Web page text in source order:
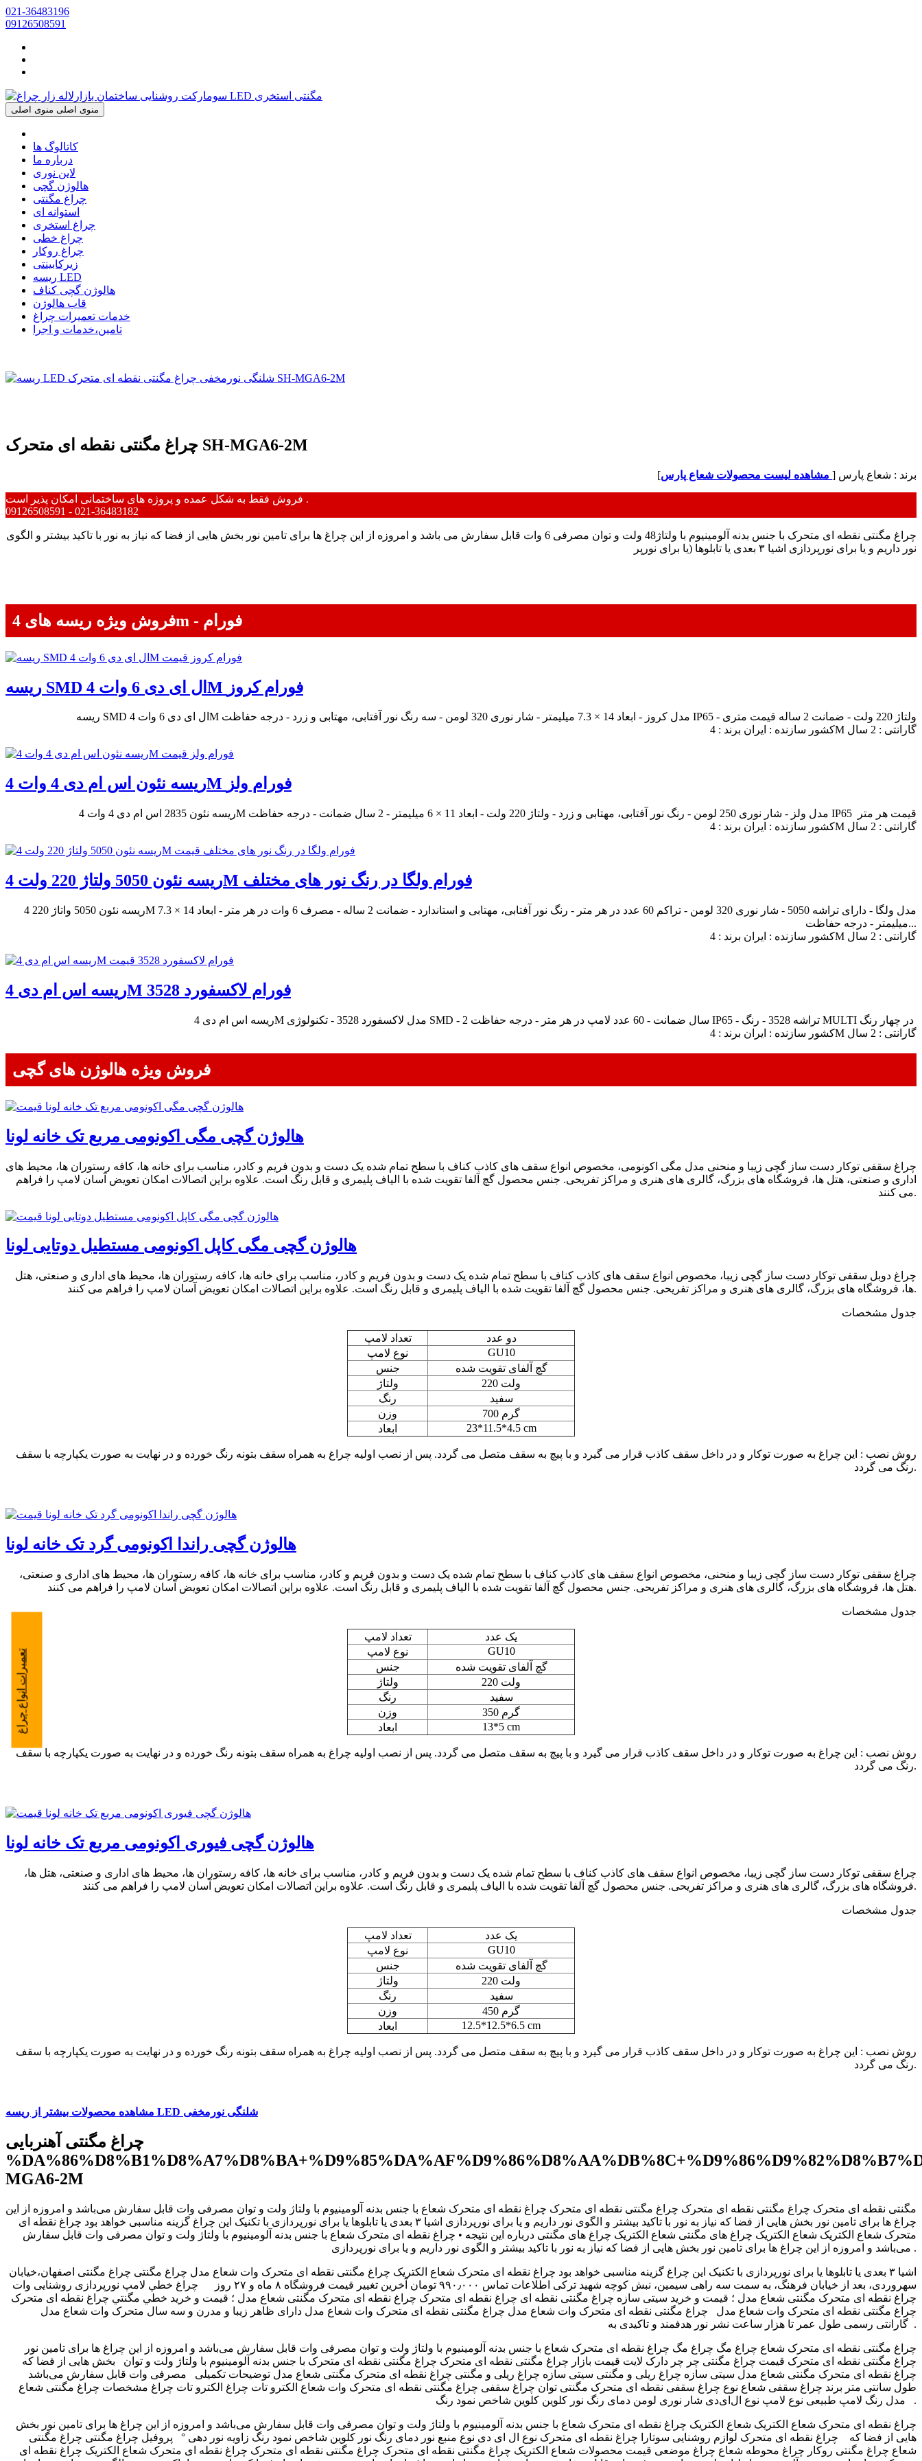
021-36483196
09126508591
منوی اصلی منوی اصلی
کاتالوگ ها
درباره ما
لاین نوری
هالوژن گچی
چراغ مگنتی
استوانه ای
چراغ استخری
چراغ خطی
چراغ روکار
زیرکابینتی
ریسه LED
هالوژن گچی کناف
قاب هالوژن
خدمات تعمیرات چراغ
تامین،خدمات و اجرا
چراغ مگنتی نقطه ای متحرک SH-MGA6-2M
برند : شعاع پارس [ مشاهده لیست محصولات شعاع پارس]
فروش فقط به شکل عمده و پروژه های ساختمانی امکان پذیر است .
09126508591 - 021-36483182
چراغ مگنتی نقطه ای متحرک با جنس بدنه آلومینیوم با ولتاژ48 ولت و توان مصرفی 6 وات قابل سفارش می باشد و امروزه از این چراغ ها برای تامین نور بخش هایی از فضا که نیاز به نور با تاکید بیشتر و الگوی
نور داریم و یا برای نورپردازی اشیا ۳ بعدی یا تابلوها (یا برای نورپر
فروش ویژه ریسه های 4m - فورام
ریسه SMD ال ای دی 6 وات 4M فورام کروز
ریسه SMD ال ای دی 6 وات 4M مدل کروز - ابعاد 14 × 7.3 میلیمتر - شار نوری 320 لومن - سه رنگ نور آفتابی، مهتابی و زرد - درجه حفاظت IP65 - ولتاژ 220 ولت - ضمانت 2 ساله قیمت متری
کشور سازنده : ایران برند : 4M گارانتی : 2 سال
ریسه نئون اس ام دی 4 وات 4M فورام ولز
ریسه نئون 2835 اس ام دی 4 وات 4M مدل ولز - شار نوری 250 لومن - رنگ نور آفتابی، مهتابی و زرد - ولتاژ 220 ولت - ابعاد 11 × 6 میلیمتر - 2 سال ضمانت - درجه حفاظت IP65 قیمت هر متر
کشور سازنده : ایران برند : 4M گارانتی : 2 سال
ریسه نئون 5050 ولتاژ 220 ولت 4M فورام ولگا در رنگ نور های مختلف
ریسه نئون 5050 واتاژ 220 4M مدل ولگا - دارای تراشه 5050 - شار نوری 320 لومن - تراکم 60 عدد در هر متر - رنگ نور آفتابی، مهتابی و استاندارد - ضمانت 2 ساله - مصرف 6 وات در هر متر - ابعاد 14 × 7.3
میلیمتر - درجه حفاظت...
کشور سازنده : ایران برند : 4M گارانتی : 2 سال
ریسه اس ام دی 4M فورام لاکسفورد 3528
کشور سازنده : ایران برند : 4M گارانتی : 2 سال
فروش ویژه هالوژن های گچی
هالوژن گچی مگی اکونومی مربع تک خانه لونا
چراغ سقفی توکار دست ساز گچی زیبا و منحنی مدل مگی اکونومی، مخصوص انواع سقف های کاذب کناف با سطح تمام شده یک دست و بدون فریم و کادر، مناسب برای خانه ها، کافه رستوران ها، محیط های
اداری و صنعتی، هتل ها، فروشگاه های بزرگ، گالری های هنری و مراکز تفریحی. جنس محصول گچ آلفا تقویت شده با الیاف پلیمری و قابل رنگ است. علاوه براین اتصالات امکان تعویض آسان لامپ را فراهم
می کنند.
هالوژن گچی مگی کاپل اکونومی مستطیل دوتایی لونا
چراغ دوبل سقفی توکار دست ساز گچی زیبا، مخصوص انواع سقف های کاذب کناف با سطح تمام شده یک دست و بدون فریم و کادر، مناسب برای خانه ها، کافه رستوران ها، محیط های اداری و صنعتی، هتل
ها، فروشگاه های بزرگ، گالری های هنری و مراکز تفریحی. جنس محصول گچ آلفا تقویت شده با الیاف پلیمری و قابل رنگ است. علاوه براین اتصالات امکان تعویض آسان لامپ را فراهم می کنند.
جدول مشخصات
تعداد لامپ
دو عدد
نوع لامپ
GU10
جنس
گچ آلفای تقویت شده
ولتاژ
220 ولت
رنگ
سفید
وزن
700 گرم
ابعاد
23*11.5*4.5 cm
روش نصب : این چراغ به صورت توکار و در داخل سقف کاذب قرار می گیرد و با پیچ به سقف متصل می گردد. پس از نصب اولیه چراغ به همراه سقف بتونه رنگ خورده و در نهایت به صورت یکپارچه با سقف
رنگ می گردد.
هالوژن گچی راندا اکونومی گرد تک خانه لونا
چراغ سقفی توکار دست ساز گچی زیبا و منحنی، مخصوص انواع سقف های کاذب کناف با سطح تمام شده یک دست و بدون فریم و کادر، مناسب برای خانه ها، کافه رستوران ها، محیط های اداری و صنعتی،
هتل ها، فروشگاه های بزرگ، گالری های هنری و مراکز تفریحی. جنس محصول گچ آلفا تقویت شده با الیاف پلیمری و قابل رنگ است. علاوه براین اتصالات امکان تعویض آسان لامپ را فراهم می کنند.
جدول مشخصات
تعداد لامپ
یک عدد
نوع لامپ
GU10
جنس
گچ آلفای تقویت شده
ولتاژ
220 ولت
رنگ
سفید
وزن
350 گرم
ابعاد
13*5 cm
روش نصب : این چراغ به صورت توکار و در داخل سقف کاذب قرار می گیرد و با پیچ به سقف متصل می گردد. پس از نصب اولیه چراغ به همراه سقف بتونه رنگ خورده و در نهایت به صورت یکپارچه با سقف
رنگ می گردد.
هالوژن گچی فیوری اکونومی مربع تک خانه لونا
چراغ سقفی توکار دست ساز گچی زیبا، مخصوص انواع سقف های کاذب کناف با سطح تمام شده یک دست و بدون فریم و کادر، مناسب برای خانه ها، کافه رستوران ها، محیط های اداری و صنعتی، هتل ها،
فروشگاه های بزرگ، گالری های هنری و مراکز تفریحی. جنس محصول گچ آلفا تقویت شده با الیاف پلیمری و قابل رنگ است. علاوه براین اتصالات امکان تعویض آسان لامپ را فراهم می کنند.
جدول مشخصات
تعداد لامپ
یک عدد
نوع لامپ
GU10
جنس
گچ آلفای تقویت شده
ولتاژ
220 ولت
رنگ
سفید
وزن
450 گرم
ابعاد
12.5*12.5*6.5 cm
روش نصب : این چراغ به صورت توکار و در داخل سقف کاذب قرار می گیرد و با پیچ به سقف متصل می گردد. پس از نصب اولیه چراغ به همراه سقف بتونه رنگ خورده و در نهایت به صورت یکپارچه با سقف
رنگ می گردد.
مشاهده محصولات بیشتر از ریسه LED شلنگی نورمخفی
چراغ مگنتی آهنربایی
MGA6-2M
مگنتی نقطه ای متحرک چراغ مگنتی نقطه ای متحرک چراغ مگنتی نقطه ای متحرک چراغ نقطه ای متحرک شعاع با جنس بدنه آلومینیوم با ولتاژ ولت و توان مصرفی وات قابل سفارش می‌باشد و امروزه از این
چراغ ها برای تامین نور بخش هایی از فضا که نیاز به نور با تاکید بیشتر و الگوی نور داریم و یا برای نورپردازی اشیا ۳ بعدی یا تابلوها یا برای نورپردازی با تکنیک این چراغ گزینه مناسبی خواهد بود چراغ نقطه ای
متحرک شعاع الکتریک شعاع الکتریک چراغ های مگنتی شعاع الکتریک چراغ های مگنتی درباره این نتیجه • چراغ نقطه ای متحرک شعاع با جنس بدنه آلومینیوم با ولتاژ ولت و توان مصرفی وات قابل سفارش
می‌باشد و امروزه از این چراغ ها برای تامین نور بخش هایی از فضا که نیاز به نور با تاکید بیشتر و الگوی نور داریم و یا برای نورپردازی .
اشیا ۳ بعدی یا تابلوها یا برای نورپردازی با تکنیک این چراغ گزینه مناسبی خواهد بود چراغ نقطه ای متحرک شعاع الکتریک چراغ مگنتی نقطه ای متحرک وات شعاع مدل چراغ مگنتی چراغ مگنتی اصفهان،خیابان
سهروردی، بعد از خیابان فرهنگ، به سمت سه راهی سیمین، نبش کوچه شهید ترکی اطلاعات تماس ۹۹۰٫۰۰۰ تومان آخرین تغییر قیمت فروشگاه ۸ ماه و ۲۷ روز چراغ خطي لامپ نورپردازی روشنایی وات
خطي مگنتي ‫چراغ نقطه ای متحرک ‬‎ چراغ نقطه ای متحرک ‫چراغ نقطه ای متحرک مگنتی شعاع مدل ؛ قیمت و خرید‬‎ چراغ نقطه ای متحرک مگنتی شعاع مدل ؛ قیمت و خرید سیتی سازه ‫چراغ مگنتی نقطه ای
متحرک وات شعاع مدل ‬‎ چراغ مگنتی نقطه ای متحرک وات شعاع مدل چراغ مگنتی نقطه ای متحرک وات شعاع مدل چراغ مگنتی نقطه ای متحرک وات شعاع مدل دارای ظاهر زیبا و مدرن و سه سال
گارانتی رسمی طول عمر تا هزار ساعت نشر نور هدفمند و تاکیدی به .
بخش هایی از فضا که ‎ چراغ مگنتی نقطه ای متحرک قیمت چراغ مگنتی چر چر دارک لایت قیمت بازار چراغ مگنتی نقطه ای متحرک چراغ مگنتی نقطه ای متحرک با جنس بدنه آلومینیوم با ولتاژ ولت و توان
مصرفی وات قابل سفارش می‌باشد ‎ چراغ نقطه ای متحرک مگنتی شعاع مدل سیتی سازه چراغ ریلی و مگنتی سیتی سازه چراغ ریلی و مگنتی چراغ نقطه ای متحرک مگنتی شعاع مدل توضیحات تکمیلی
طول سانتی متر برند چراغ سقفی شعاع نوع چراغ سقفی نقطه ای متحرک مگنتی توان چراغ سقفی چراغ مگنتی نقطه ای متحرک وات شعاع الکترو تات چراغ الکترو تات چراغ مشخصات چراغ مگنتی شعاع
مدل رنگ لامپ طبیعی نوع لامپ نوع ال‌ای‌دی شار نوری لومن دمای رنگ نور کلوین کلوین شاخص نمود رنگ .
هایی از فضا که چراغ نقطه ای متحرک لوازم روشنایی سوتارا چراغ نقطه ای متحرک نوع ال ای دی نوع منبع نور دمای رنگ نور کلوین شاخص نمود رنگ زاویه نور دهی ° پروفیل چراغ مگنتی چراغ مگنتی
شعاع چراغ مگنتی روکار چراغ محوطه شعاع چراغ موضعی قیمت محصولات شعاع الکتریک چراغ مگنتی نقطه ای متحرک چراغ مگنتی نقطه ای متحرک چراغ نقطه ای متحرک شعاع الکتریک چراغ نقطه ای
تعمیرات انواع چراغ